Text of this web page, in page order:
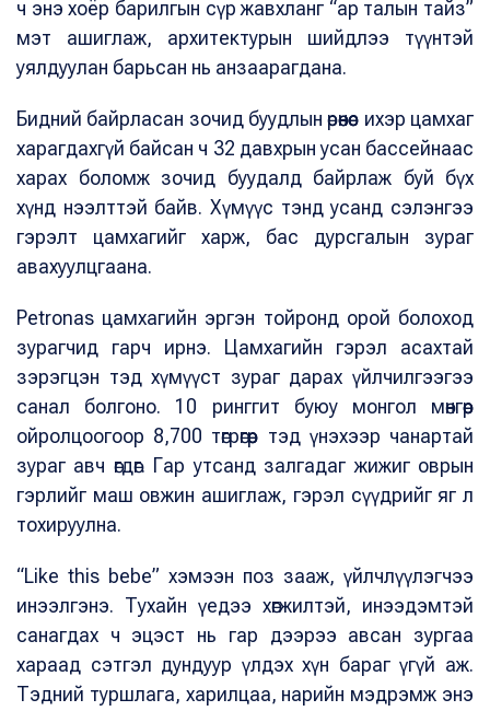
ч энэ хоёр барилгын сүр жавхланг “ар талын тайз”
мэт ашиглаж, архитектурын шийдлээ түүнтэй
уялдуулан барьсан нь анзаарагдана.
Бидний байрласан зочид буудлын өрөөнөөс ихэр цамхаг
харагдахгүй байсан ч 32 давхрын усан бассейнаас
харах боломж зочид буудалд байрлаж буй бүх
хүнд нээлттэй байв. Хүмүүс тэнд усанд сэлэнгээ
гэрэлт цамхагийг харж, бас дурсгалын зураг
авахуулцгаана.
Petronas цамхагийн эргэн тойронд орой болоход
зурагчид гарч ирнэ. Цамхагийн гэрэл асахтай
зэрэгцэн тэд хүмүүст зураг дарах үйлчилгээгээ
санал болгоно. 10 ринггит буюу монгол мөнгөөр
ойролцоогоор 8,700 төгрөгөөр тэд үнэхээр чанартай
зураг авч өгдөг. Гар утсанд залгадаг жижиг оврын
гэрлийг маш овжин ашиглаж, гэрэл сүүдрийг яг л
тохируулна.
“Like this bebe” хэмээн поз зааж, үйлчлүүлэгчээ
инээлгэнэ. Тухайн үедээ хөгжилтэй, инээдэмтэй
санагдах ч эцэст нь гар дээрээ авсан зургаа
хараад сэтгэл дундуур үлдэх хүн бараг үгүй аж.
Тэдний туршлага, харилцаа, нарийн мэдрэмж энэ